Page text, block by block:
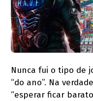
Nunca fui o tipo de
“do ano”. Na
“esperar ficar